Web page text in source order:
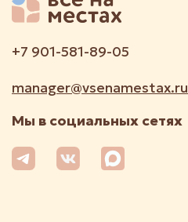
+7 901-581-89-05
manager@vsenamestax.ru
Мы в социальных сетях